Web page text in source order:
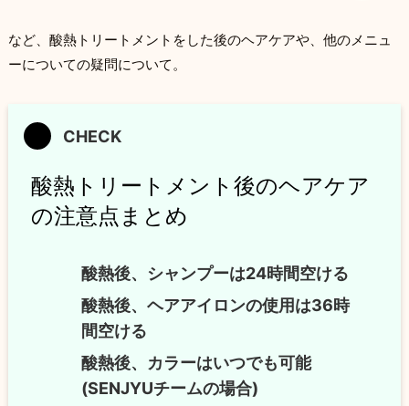
など、酸熱トリートメントをした後のヘアケアや、他のメニュ
ーについての疑問について。
酸熱トリートメント後のヘアケア
の注意点まとめ
酸熱後、シャンプーは24時間空ける
酸熱後、ヘアアイロンの使用は36時
間空ける
酸熱後、カラーはいつでも可能
(SENJYUチームの場合)